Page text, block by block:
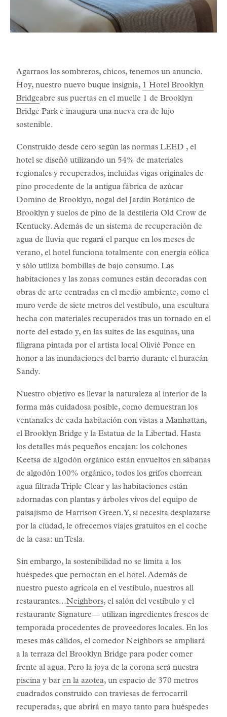
Agarraos los sombreros, chicos, tenemos un anuncio.
Hoy, nuestro nuevo buque insignia, 1 Hotel Brooklyn
Bridgeabre sus puertas en el muelle 1 de Brooklyn
Bridge Park e inaugura una nueva era de lujo
sostenible.
Construido desde cero según las normas LEED , el
hotel se diseñó utilizando un 54% de materiales
regionales y recuperados, incluidas vigas originales de
pino procedente de la antigua fábrica de azúcar
Domino de Brooklyn, nogal del Jardín Botánico de
Brooklyn y suelos de pino de la destilería Old Crow de
Kentucky. Además de un sistema de recuperación de
agua de lluvia que regará el parque en los meses de
verano, el hotel funciona totalmente con energía eólica
y sólo utiliza bombillas de bajo consumo. Las
habitaciones y las zonas comunes están decoradas con
obras de arte centradas en el medio ambiente, como el
muro verde de siete metros del vestíbulo, una escultura
hecha con materiales recuperados tras un tornado en el
norte del estado y, en las suites de las esquinas, una
filigrana pintada por el artista local Olivié Ponce en
honor a las inundaciones del barrio durante el huracán
Sandy.
Nuestro objetivo es llevar la naturaleza al interior de la
forma más cuidadosa posible, como demuestran los
ventanales de cada habitación con vistas a Manhattan,
el Brooklyn Bridge y la Estatua de la Libertad. Hasta
los detalles más pequeños encajan: los colchones
Keetsa de algodón orgánico están envueltos en sábanas
de algodón 100% orgánico, todos los grifos chorrean
agua filtrada Triple Clear y las habitaciones están
adornadas con plantas y árboles vivos del equipo de
paisajismo de Harrison Green. Y, si necesita desplazarse
por la ciudad, le ofrecemos viajes gratuitos en el coche
de la casa: un Tesla.
Sin embargo, la sostenibilidad no se limita a los
huéspedes que pernoctan en el hotel. Además de
nuestro puesto agrícola en el vestíbulo, nuestros all
restaurantes...Neighbors, el salón del vestíbulo y el
restaurante Signature— utilizan ingredientes frescos de
temporada procedentes de proveedores locales. En los
meses más cálidos, el comedor Neighbors se ampliará
a la terraza del Brooklyn Bridge para poder comer
frente al agua. Pero la joya de la corona será nuestra
piscina y bar en la azotea, un espacio de 370 metros
cuadrados construido con traviesas de ferrocarril
recuperadas, que abrirá en mayo tanto para huéspedes